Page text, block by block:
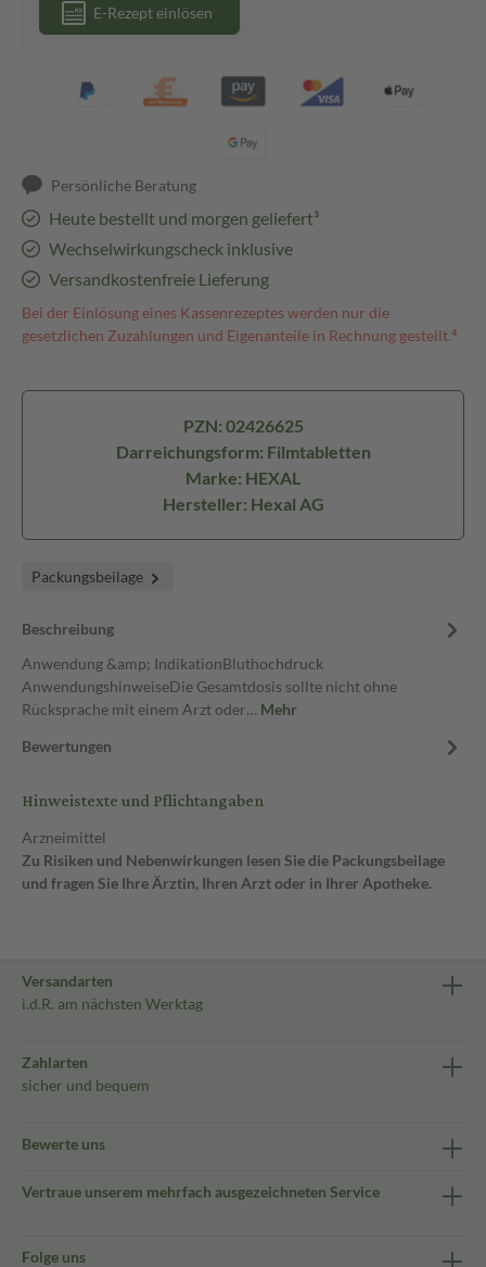
E-Rezept einlösen
Persönliche Beratung
Heute bestellt und morgen geliefert³
Wechselwirkungscheck inklusive
Versandkostenfreie Lieferung
Bei der Einlösung eines Kassenrezeptes werden nur die
gesetzlichen Zuzahlungen und Eigenanteile in Rechnung gestellt.⁴
PZN: 02426625
Darreichungsform: Filmtabletten
Marke: HEXAL
Hersteller: Hexal AG
Packungsbeilage
Beschreibung
Anwendung &amp; IndikationBluthochdruck
AnwendungshinweiseDie Gesamtdosis sollte nicht ohne
Rücksprache mit einem Arzt oder… Mehr
Bewertungen
Hinweistexte und Pflichtangaben
Arzneimittel
Zu Risiken und Nebenwirkungen lesen Sie die Packungsbeilage
und fragen Sie Ihre Ärztin, Ihren Arzt oder in Ihrer Apotheke.
Versandarten
i.d.R. am nächsten Werktag
Zahlarten
sicher und bequem
Bewerte uns
Vertraue unserem mehrfach ausgezeichneten Service
Folge uns